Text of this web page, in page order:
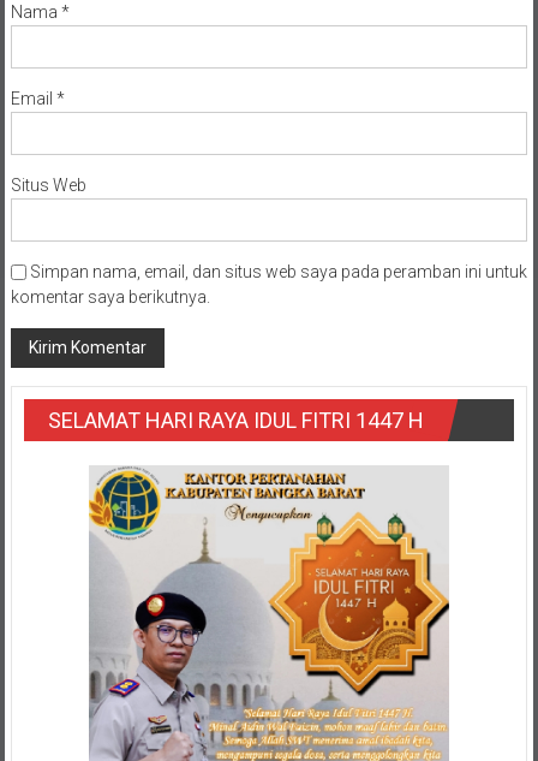
Nama *
Email *
Situs Web
Simpan nama, email, dan situs web saya pada peramban ini untuk
komentar saya berikutnya.
SELAMAT HARI RAYA IDUL FITRI 1447 H